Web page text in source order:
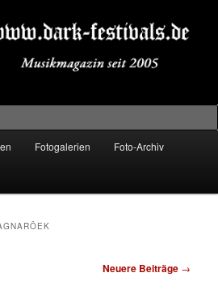
Fotogalerien Foto-Archiv
Neuere Beiträge →